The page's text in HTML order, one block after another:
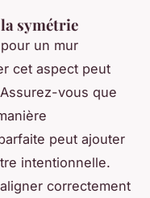
symétrie
un mur
cet aspect peut
vous que
peut ajouter
intentionnelle.
correctement